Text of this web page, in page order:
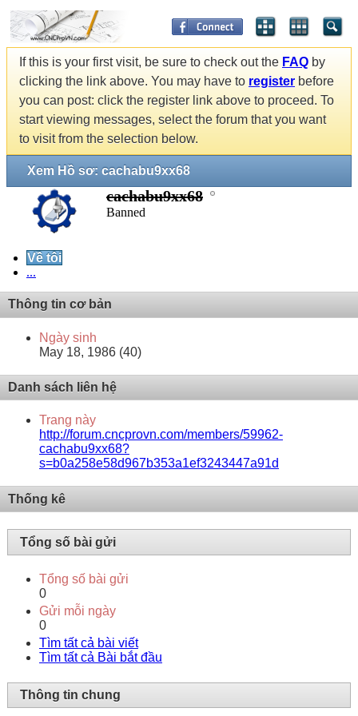
If this is your first visit, be sure to check out the FAQ by
clicking the link above. You may have to register before
you can post: click the register link above to proceed. To
start viewing messages, select the forum that you want
to visit from the selection below.
Xem Hồ sơ: cachabu9xx68
cachabu9xx68
Banned
Về tôi
...
Thông tin cơ bản
Ngày sinh
May 18, 1986 (40)
Danh sách liên hệ
Trang này
http://forum.cncprovn.com/members/59962-
cachabu9xx68?
s=b0a258e58d967b353a1ef3243447a91d
Thống kê
Tổng số bài gửi
Tổng số bài gửi
0
Gửi mỗi ngày
0
Tìm tất cả bài viết
Tìm tất cả Bài bắt đầu
Thông tin chung